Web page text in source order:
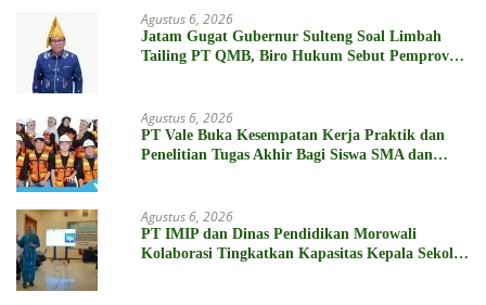
Agustus 6, 2026
Jatam Gugat Gubernur Sulteng Soal Limbah
Tailing PT QMB, Biro Hukum Sebut Pemprov
Agustus 6, 2026
PT Vale Buka Kesempatan Kerja Praktik dan
Penelitian Tugas Akhir Bagi Siswa SMA dan
Agustus 6, 2026
PT IMIP dan Dinas Pendidikan Morowali
Kolaborasi Tingkatkan Kapasitas Kepala Sekolah